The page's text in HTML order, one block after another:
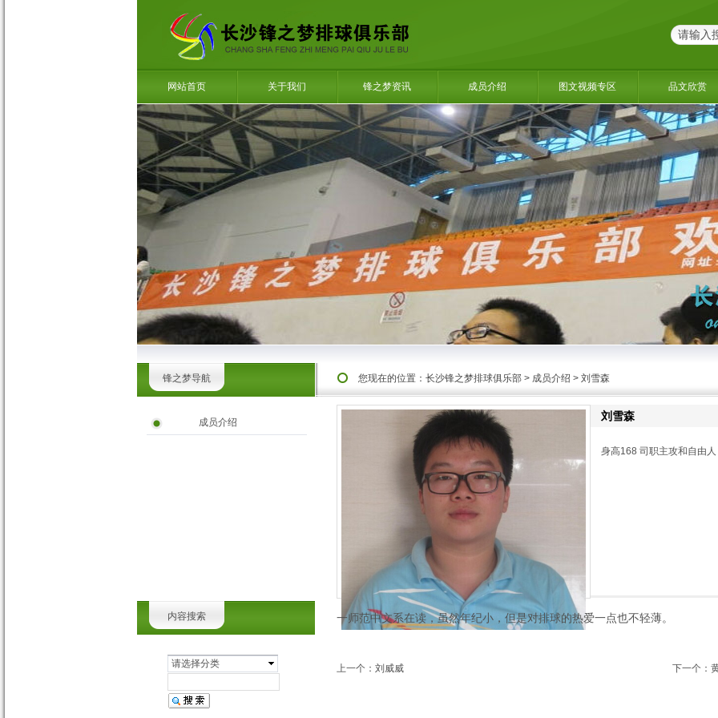
网站首页 关于我们 锋之梦资讯 成员介绍 图文视频专区 品文欣赏
锋之梦导航
成员介绍
内容搜索
请选择分类
您现在的位置： 长沙锋之梦排球俱乐部 > 成员介绍 > 刘雪森
刘雪森
身高168 司职主攻和自由人
一师范中文系在读，虽然年纪小，但是对排球的热爱一点也不轻薄。
上一个： 刘威威 下一个：